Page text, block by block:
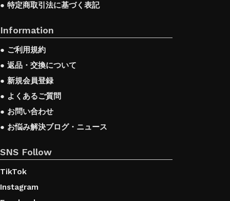
● 特定商取引法に基づく表記
Information
● ご利用規約
● 返品・交換について
● 新規会員登録
● よくあるご質問
● お問い合わせ
● お悩み解決ブログ・ニュース
SNS Follow
TikTok
Instagram